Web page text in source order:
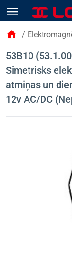
menu
home /
53B10
Simetrisks
atmiņas un
12v AC/DC